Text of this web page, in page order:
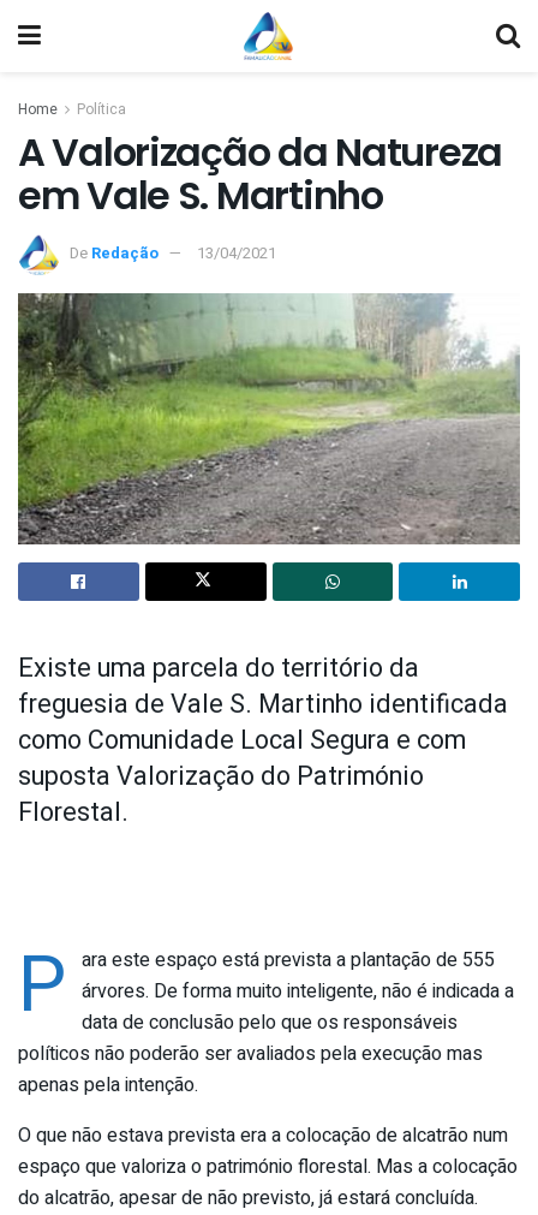
Home Política
A Valorização da Natureza
em Vale S. Martinho
De Redação 13/04/2021
Existe uma parcela do território da
freguesia de Vale S. Martinho identificada
como Comunidade Local Segura e com
suposta Valorização do Património
Florestal.
P
ara este espaço está prevista a plantação de 555
árvores. De forma muito inteligente, não é indicada a
data de conclusão pelo que os responsáveis
políticos não poderão ser avaliados pela execução mas
apenas pela intenção.
O que não estava prevista era a colocação de alcatrão num
espaço que valoriza o património florestal. Mas a colocação
do alcatrão, apesar de não previsto, já estará concluída.